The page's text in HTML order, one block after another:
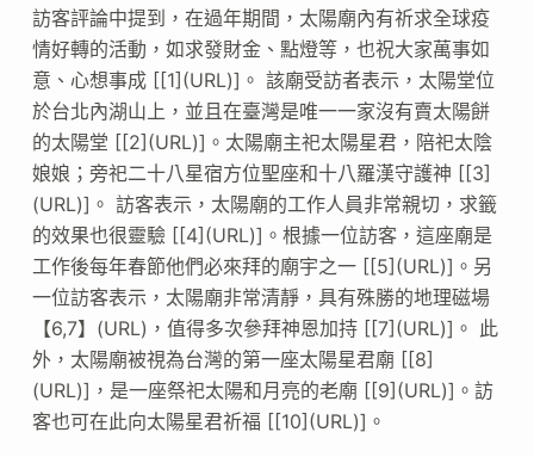
訪客評論中提到，在過年期間，太陽廟內有祈求全球疫
情好轉的活動，如求發財金、點燈等，也祝大家萬事如
意、心想事成 [[1](URL)]。 該廟受訪者表示，太陽堂位
於台北內湖山上，並且在臺灣是唯一一家沒有賣太陽餅
的太陽堂 [[2](URL)]。太陽廟主祀太陽星君，陪祀太陰
娘娘；旁祀二十八星宿方位聖座和十八羅漢守護神 [[3]
(URL)]。 訪客表示，太陽廟的工作人員非常親切，求籤
的效果也很靈驗 [[4](URL)]。根據一位訪客，這座廟是
工作後每年春節他們必來拜的廟宇之一 [[5](URL)]。另
一位訪客表示，太陽廟非常清靜，具有殊勝的地理磁場
【6,7】(URL)，值得多次參拜神恩加持 [[7](URL)]。 此
外，太陽廟被視為台灣的第一座太陽星君廟 [[8]
(URL)]，是一座祭祀太陽和月亮的老廟 [[9](URL)]。訪
客也可在此向太陽星君祈福 [[10](URL)]。